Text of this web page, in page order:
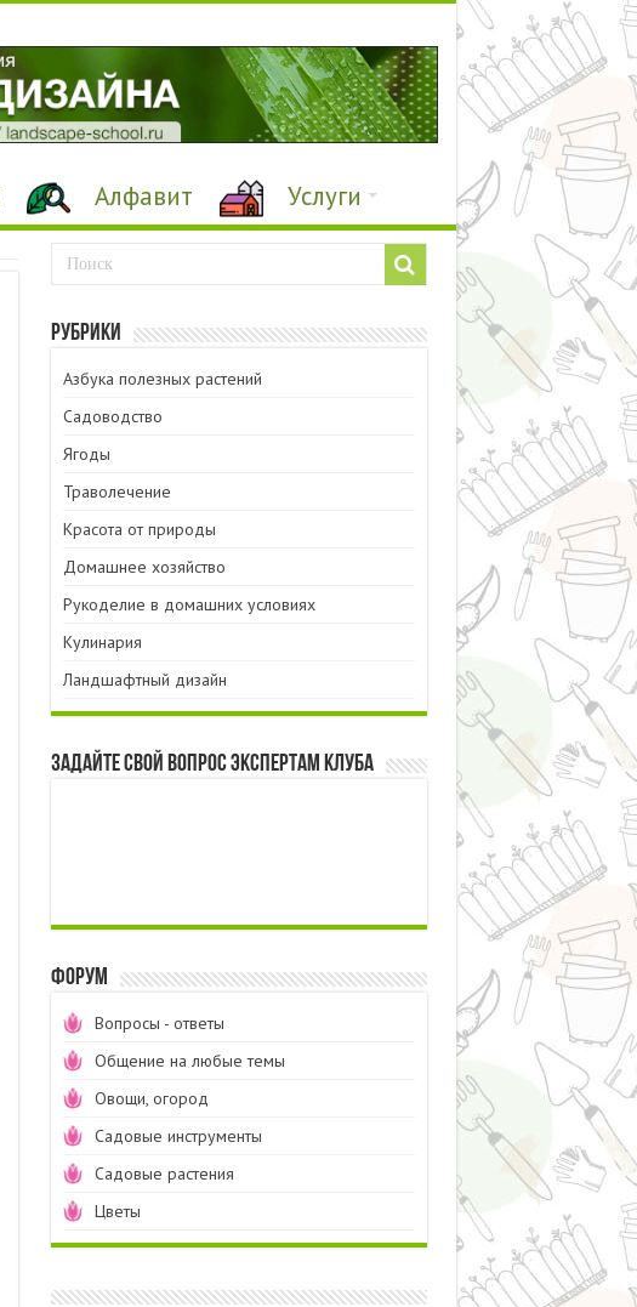
Алфавит Услуги
Рубрики
Азбука полезных растений
Садоводство
Ягоды
Траволечение
Красота от природы
Домашнее хозяйство
Рукоделие в домашних условиях
Кулинария
Ландшафтный дизайн
Задайте свой вопрос экспертам Клуба
Форум
Вопросы - ответы
Общение на любые темы
Овощи, огород
Садовые инструменты
Садовые растения
Цветы